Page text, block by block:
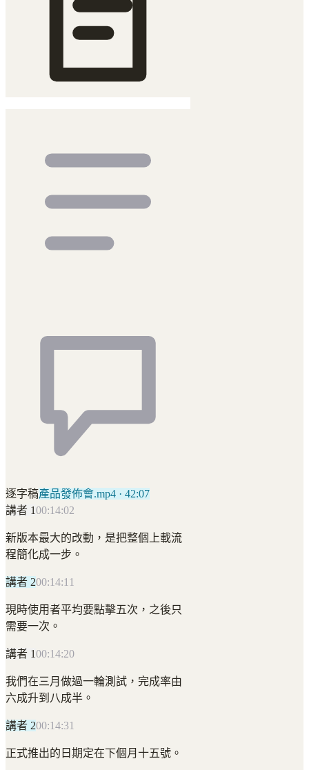
逐字稿產品發佈會.mp4 · 42:07
講者 100:14:02
新版本最大的改動，是把整個上載流
程簡化成一步。
講者 200:14:11
現時使用者平均要點擊五次，之後只
需要一次。
講者 100:14:20
我們在三月做過一輪測試，完成率由
六成升到八成半。
講者 200:14:31
正式推出的日期定在下個月十五號。